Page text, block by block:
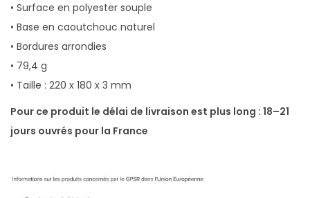
• Surface en polyester souple
• Base en caoutchouc naturel
• Bordures arrondies
• 79,4 g
• Taille : 220 x 180 x 3 mm
Pour ce produit le délai de livraison est plus long : 18–21
jours ouvrés pour la France